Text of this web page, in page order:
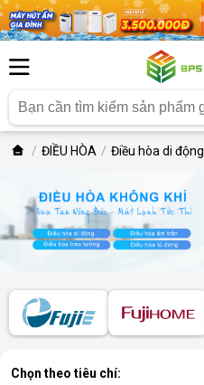
ĐIỀU HÒA Điều hòa di động
Chọn theo tiêu chí: